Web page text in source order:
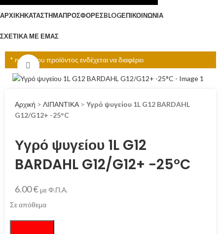
ΑΡΧΙΚΉΚΑΤΆΣΤΗΜΑΠΡΟΣΦΟΡΈΣBLOGΕΠΙΚΟΙΝΩΝΊΑ
ΣΧΕΤΙΚΆ ΜΕ ΕΜΆΣ
* η τιμή του προϊόντος ενδέχεται να διαφέρει
Click to enlarge
Αρχική > ΛΙΠΑΝΤΙΚΑ > Υγρό ψυγείου 1L G12 BARDAHL
G12/G12+ -25°C
Υγρό ψυγείου 1L G12
BARDAHL G12/G12+ -25°C
6.00€ με Φ.Π.Α.
Σε απόθεμα